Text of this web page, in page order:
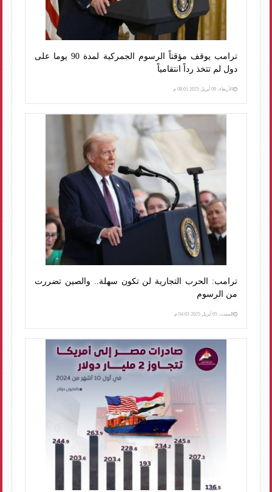
ترامب يوقف مؤقتاً الرسوم الجمركية لمدة 90 يوما على
دول لم تتخذ رداً انتقامياً
الأربعاء، 09 أبريل 2025 08:01 م
ترامب: الحرب التجارية لن تكون سهلة.. والصين تضررت
من الرسوم
السبت، 05 أبريل 2025 04:03 م